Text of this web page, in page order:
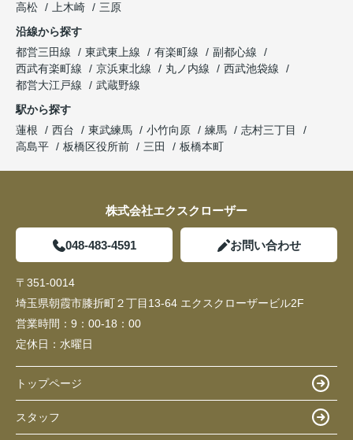
高松
上木崎
三原
沿線から探す
都営三田線
東武東上線 有楽町線
副都心線
西武有楽町線
京浜東北線 丸ノ内線
西武池袋線
都営大江戸線
武蔵野線
駅から探す
蓮根
西台 東武練馬 小竹向原 練馬
志村三丁目
高島平
板橋区役所前 三田 板橋本町
株式会社エクスクローザー
048-483-4591 お問い合わせ
〒351-0014
埼玉県朝霞市膝折町２丁目13-64 エクスクローザービル2F
営業時間： 9：00-18：00
定休日： 水曜日
トップページ
スタッフ